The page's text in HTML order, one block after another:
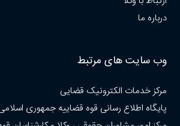
درباره ما
وب سایت های مرتبط
مرکز خدمات الکترونیک قضایی
پایگاه اطلاع رسانی قوه قضاییه جمهوری